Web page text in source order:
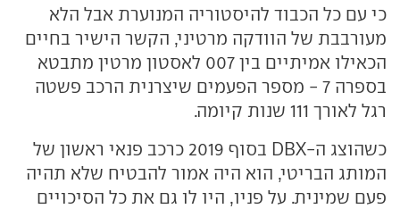
כי עם כל הכבוד להיסטוריה המנוערת אבל הלא
מעורבבת של הוודקה מרטיני, הקשר הישיר בחיים
הכאילו אמיתיים בין 007 לאסטון מרטין מתבטא
בספרה 7 - מספר הפעמים שיצרנית הרכב פשטה
רגל לאורך 111 שנות קיומה.
כשהוצג ה-DBX בסוף 2019 כרכב פנאי ראשון של
המותג הבריטי, הוא היה אמור להבטיח שלא תהיה
פעם שמינית. על פניו, היו לו גם את כל הסיכויים